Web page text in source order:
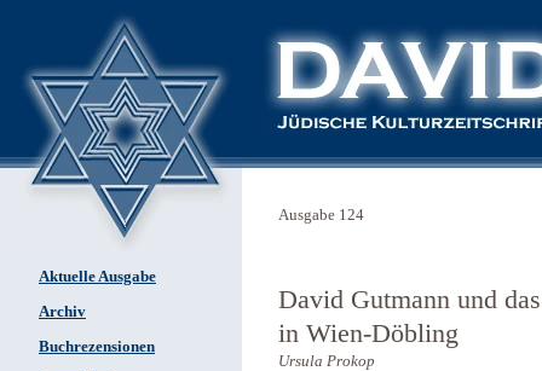
Aktuelle Ausgabe
Archiv
Buchrezensionen
Ausgabe 124
David Gutmann und
in Wien-Döbling
Ursula Prokop